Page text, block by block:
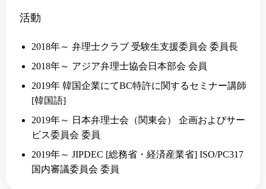
活動
2018年～ 弁理士クラブ 受験生支援委員会 委員長
2018年～ アジア弁理士協会日本部会 会員
2019年 韓国企業にてBC特許に関するセミナー講師
[韓国語]
2019年～ 日本弁理士会（関東会） 企画およびサー
ビス委員会 委員
2019年～ JIPDEC [総務省・経済産業省] ISO/PC317
国内審議委員会 委員